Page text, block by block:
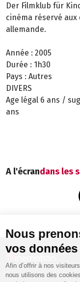
Der Filmklub für
cinéma réservé aux
allemande.
Année : 2005
Durée : 1h30
Pays : Autres
DIVERS
Age légal 6 ans /
ans
A l'écrandans les